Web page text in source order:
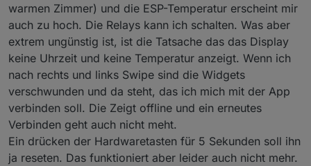
Wenn ich es ohne HMI_weather versuche,
bekomm ich die Antwort Error 2 vom NSP.
21:49:43.715 NSP: Sent =
21:49:43.772 MQT: stat/NSPanel/RESULT =
21:49:43.974 NSP: Received Raw =
warmen Zimmer) und die ESP-Temperatur erscheint mir
auch zu hoch. Die Relays kann ich schalten. Was aber
extrem ungünstig ist, ist die Tatsache das das Display
keine Uhrzeit und keine Temperatur anzeigt. Wenn ich
nach rechts und links Swipe sind die Widgets
verschwunden und da steht, das ich mich mit der App
verbinden soll. Die Zeigt offline und ein erneutes
Verbinden geht auch nicht meht.
Ein drücken der Hardwaretasten für 5 Sekunden soll ihn
ja reseten. Das funktioniert aber leider auch nicht mehr.